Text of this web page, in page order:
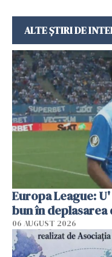
ALTE ȘTIRI DE
Europa League:
bun în deplasarea
06 AUGUST 2026